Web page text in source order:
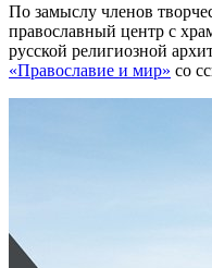
По замыслу членов
православный центр с
русской религиозной
«Православие и мир» со